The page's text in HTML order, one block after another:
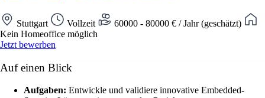
Stuttgart Vollzeit
60000 - 80000 € / Jahr (geschätzt)
Kein Homeoffice möglich
Jetzt bewerben
Auf einen Blick
Aufgaben: Entwickle und validiere innovative Embedded-